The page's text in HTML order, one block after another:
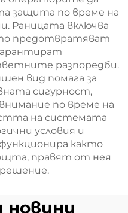
защита по време на
Раницата включва
предотвратяват
разпоредби.
вид помага за
сигурност,
по време на
на системата
условия и
както
правят от нея
решение.
новини